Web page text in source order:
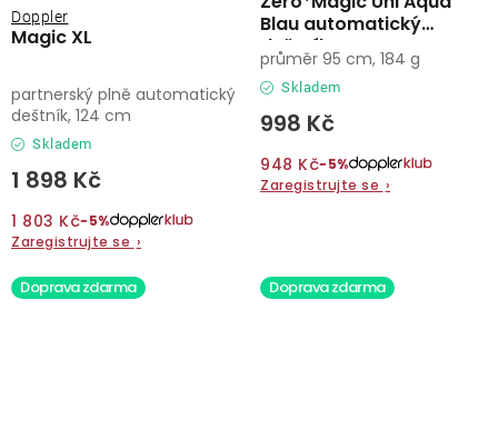
Magic XL
Doppler
Skladem
1 898 Kč
1 803 Kč−5%
Zaregistrujte se ›
partnerský plně automatický
deštník, 124 cm
Blau automatický
deštník
Skladem
998 Kč
948 Kč−5%
Zaregistrujte se ›
průměr 95 cm, 184 g
Doprava zdarma Doprava zdarma